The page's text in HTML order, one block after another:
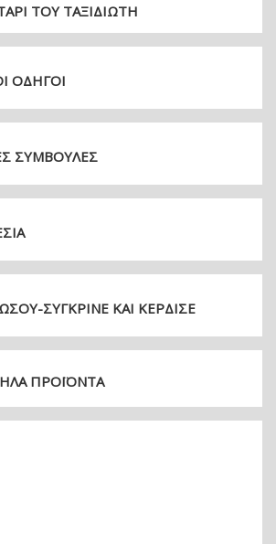
ΤΟΥ ΤΑΞΙΔΙΩΤΗ
ΟΔΗΓΟΙ
ΣΥΜΒΟΥΛΕΣ
ΣΎΓΚΡΙΝΕ ΚΑΙ ΚΈΡΔΙΣΕ
ΠΡΟΪΟΝΤΑ